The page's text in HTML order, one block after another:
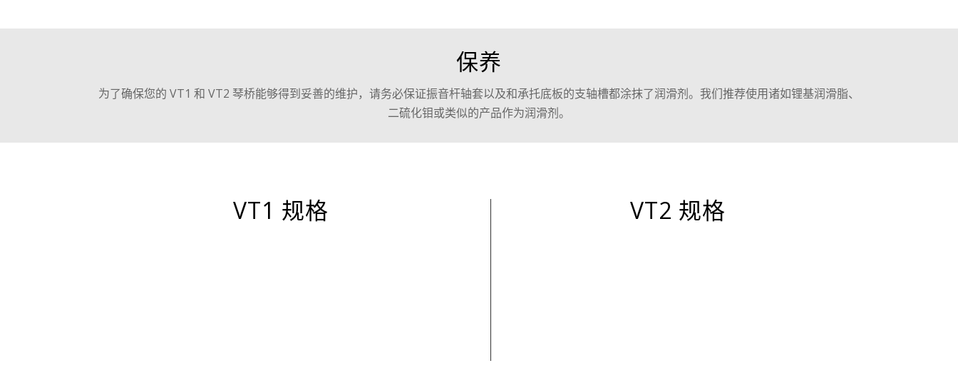
保养
为了确保您的 VT1 和 VT2 琴桥能够得到妥善的维护，请务必保证振音杆轴套以及和承托底板的支轴槽都涂抹了润滑剂。我们推荐使用诸如锂基润滑脂、
二硫化钼或类似的产品作为润滑剂。
VT1 规格 VT2 规格